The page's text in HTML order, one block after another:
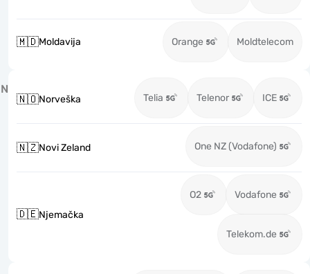
🇲🇩Moldavija Orange Moldtelecom
N
🇳🇴Norveška Telia Telenor ICE
🇳🇿Novi Zeland One NZ (Vodafone)
🇩🇪Njemačka
O2 Vodafone
Telekom.de